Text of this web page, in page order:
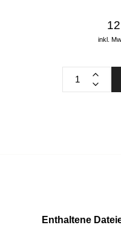
inkl.
Enthaltene